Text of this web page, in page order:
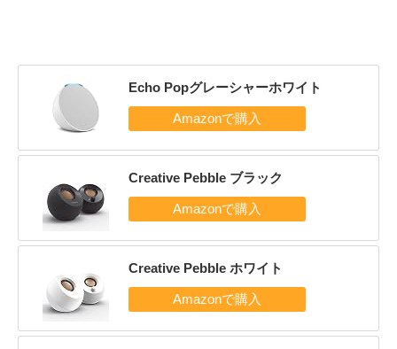
Echo Popグレーシャーホワイト
Creative Pebble ブラック
Creative Pebble ホワイト